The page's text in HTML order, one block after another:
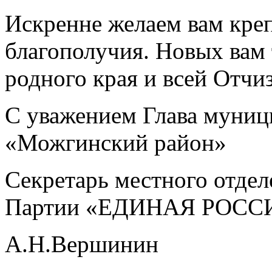
Искренне желаем вам
благополучия. Новых
родного края и всей
С уважением Глава
«Можгинский район»
Секретарь местного
Партии «ЕДИНАЯ
А.Н.Вершинин